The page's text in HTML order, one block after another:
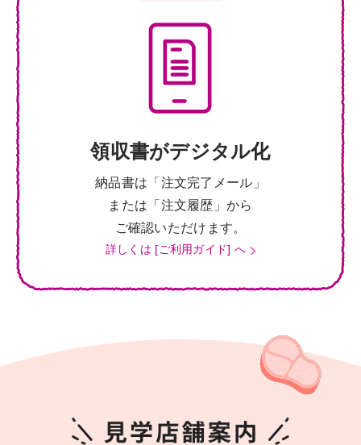
領収書がデジタル化
納品書は「注文完了メール」
または「注文履歴」から
ご確認いただけます。
詳しくは [ご利用ガイド] へ